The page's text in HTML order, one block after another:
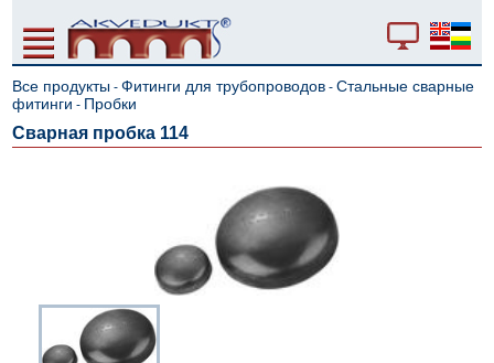
Все продукты -Фитинги для трубопроводов -Стальные сварные
фитинги - Пробки
Сварная пробка 114